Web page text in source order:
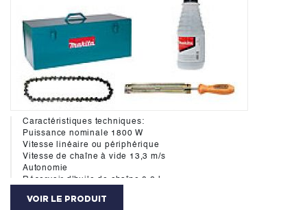
Caractéristiques techniques:
Puissance nominale 1800 W
Vitesse linéaire ou périphérique
Vitesse de chaîne à vide 13,3 m/s
Autonomie
Réservoir d'huile de chaîne 0,2 l
Type de chaîne 90SG
VOIR LE PRODUIT